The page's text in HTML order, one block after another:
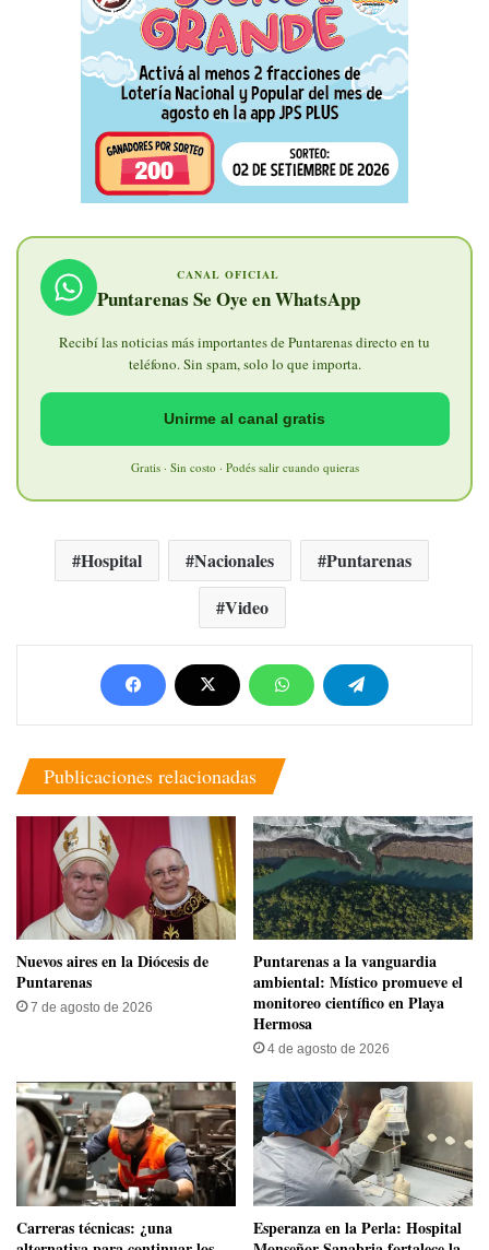
CANAL OFICIAL
Puntarenas Se Oye en WhatsApp
Recibí las noticias más importantes de Puntarenas directo en tu
teléfono. Sin spam, solo lo que importa.
Unirme al canal gratis
Gratis · Sin costo · Podés salir cuando quieras
Hospital Nacionales
Puntarenas
Video
Publicaciones relacionadas
​Nuevos aires en la Diócesis de
Puntarenas
7 de agosto de 2026
​Puntarenas a la vanguardia
ambiental: Místico promueve el
monitoreo científico en Playa
Hermosa
4 de agosto de 2026
Carreras técnicas: ¿una
​Esperanza en la Perla: Hospital